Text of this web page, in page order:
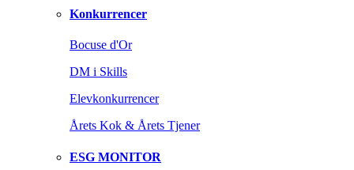
Konkurrencer
Bocuse d'Or
DM i Skills
Elevkonkurrencer
Årets Kok & Årets Tjener
ESG MONITOR